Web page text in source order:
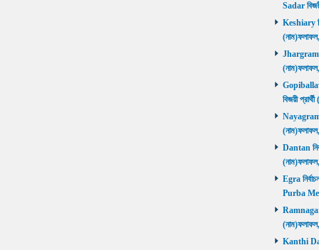
Sadar
Keshiary
Jhargram
বিজয়ী
Nayagram
Dantan
Egra
Purba
Ramnagar
Kanthi